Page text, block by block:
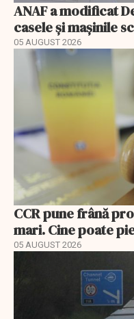
ANAF a modificat
casele și mașinile
05 AUGUST 2026
CCR pune frână
mari. Cine poate
05 AUGUST 2026